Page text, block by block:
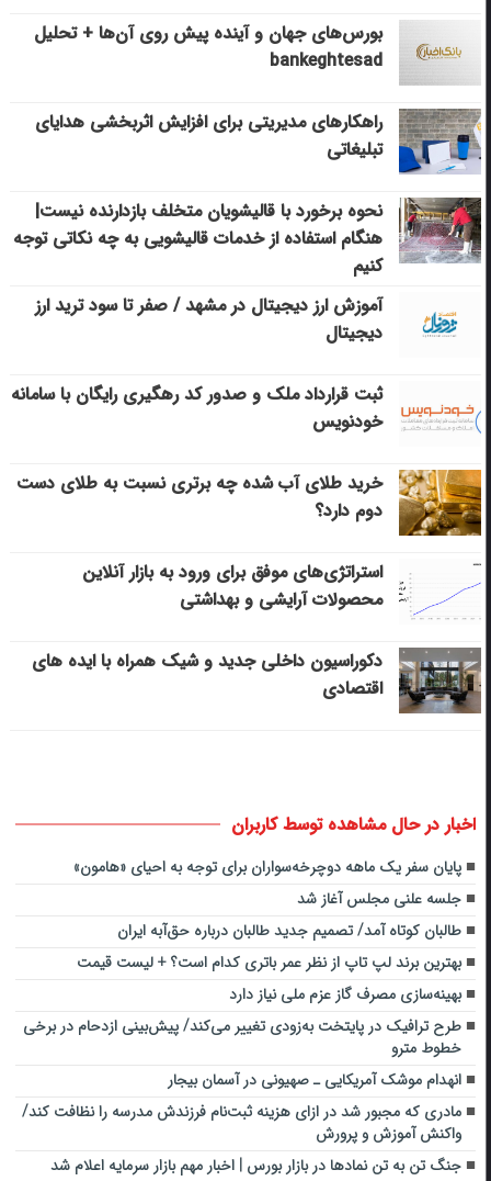
بورس‌های جهان و آینده پیش روی آن‌ها + تحلیل
bankeghtesad
راهکارهای مدیریتی برای افزایش اثربخشی هدایای
تبلیغاتی
نحوه برخورد با قالیشویان متخلف بازدارنده نیست|
هنگام استفاده از خدمات قالیشویی به چه نکاتی توجه
کنیم
آموزش ارز دیجیتال در مشهد / صفر تا سود ترید ارز
دیجیتال
ثبت قرارداد ملک و صدور کد رهگیری رایگان با سامانه
خودنویس
خرید طلای آب شده چه برتری نسبت به طلای دست
دوم دارد؟
استراتژی‌های موفق برای ورود به بازار آنلاین
محصولات آرایشی و بهداشتی
دکوراسیون داخلی جدید و شیک همراه با ایده های
اقتصادی
اخبار در حال مشاهده توسط کاربران
پایان سفر یک ماهه دوچرخه‌سواران برای توجه به احیای «هامون»
جلسه علنی مجلس آغاز شد
طالبان کوتاه آمد/ تصمیم جدید طالبان درباره حق‌آبه ایران
بهترین برند لپ تاپ از نظر عمر باتری کدام است؟ + لیست قیمت
بهینه‌سازی مصرف گاز عزم ملی نیاز دارد
طرح ترافیک در پایتخت به‌زودی تغییر می‌کند/ پیش‌بینی ازدحام در برخی
خطوط مترو
انهدام موشک آمریکایی ـ صهیونی در آسمان بیجار
مادری که مجبور شد در ازای هزینه ثبت‌نام فرزندش مدرسه را نظافت کند/
واکنش آموزش و پرورش
جنگ تن به تن نمادها در بازار بورس | اخبار مهم بازار سرمایه اعلام شد